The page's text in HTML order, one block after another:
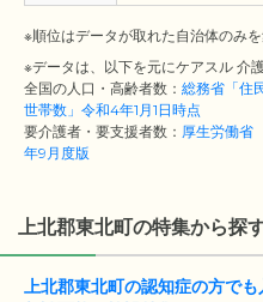
※順位はデータが取れた自治体のみ
※データは、以下を元にケアスル 介
全国の人口・高齢者数： 総務省「住
世帯数」令和4年1月1日時点
要介護者・要支援者数： 厚生労働省
年9月度版
上北郡東北町の特集から探
上北郡東北町の認知症の方で